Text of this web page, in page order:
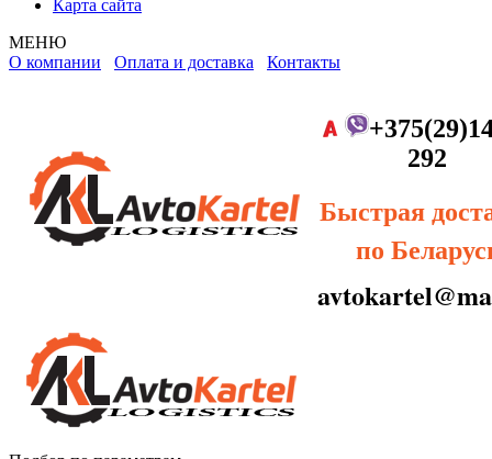
Карта сайта
МЕНЮ
О компании Оплата и доставка Контакты
292
Быстрая
по